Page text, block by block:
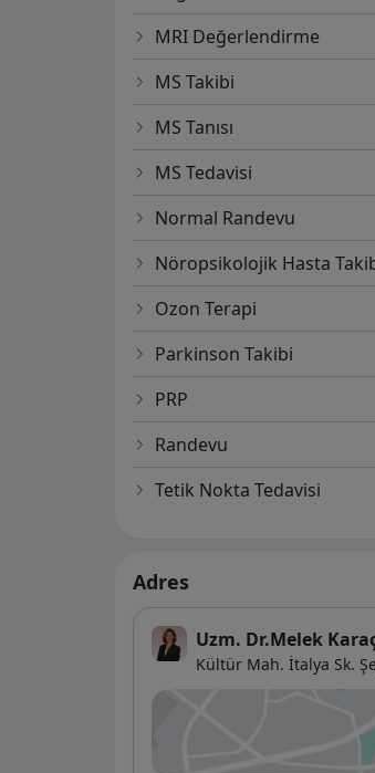
MRI Değerlendirme
MS Takibi
MS Tanısı
MS Tedavisi
Normal Randevu
Nöropsikolojik Hasta
Ozon Terapi
Parkinson Takibi
PRP
Randevu
Tetik Nokta Tedavisi
Adres
Uzm. Dr.Melek
Kültür Mah. İtalya Sk.